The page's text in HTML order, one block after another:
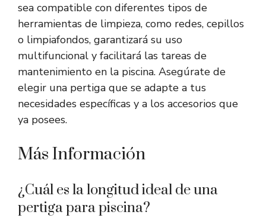
sea compatible con diferentes tipos de
herramientas de limpieza, como redes, cepillos
o limpiafondos, garantizará su uso
multifuncional y facilitará las tareas de
mantenimiento en la piscina. Asegúrate de
elegir una pertiga que se adapte a tus
necesidades específicas y a los accesorios que
ya posees.
Más Información
¿Cuál es la longitud ideal de una
pertiga para piscina?